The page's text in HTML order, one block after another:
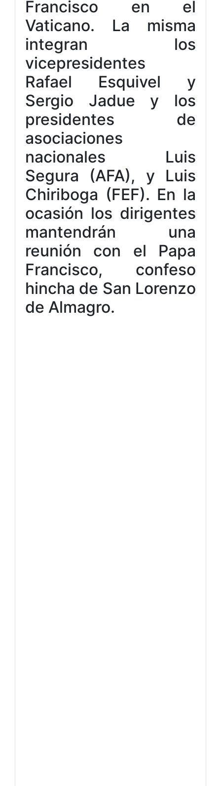
Francisco en el
Vaticano. La misma
integran los
vicepresidentes
Rafael Esquivel y
Sergio Jadue y los
presidentes de
asociaciones
nacionales Luis
Segura (AFA), y Luis
Chiriboga (FEF). En la
ocasión los dirigentes
mantendrán una
reunión con el Papa
Francisco, confeso
hincha de San Lorenzo
de Almagro.